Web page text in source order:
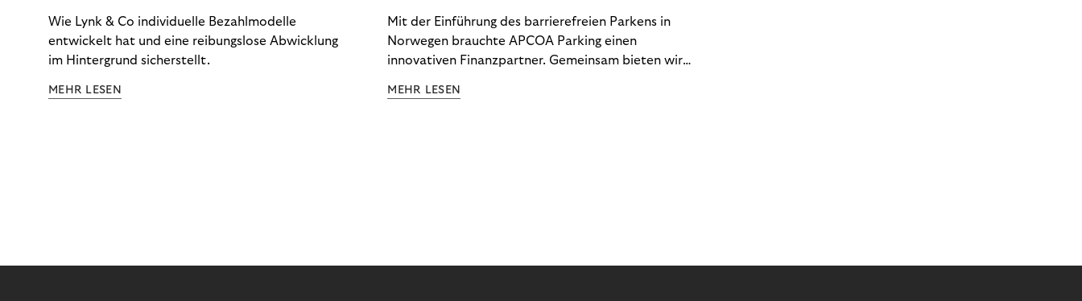
Wie Lynk & Co individuelle Bezahlmodelle
entwickelt hat und eine reibungslose Abwicklung
im Hintergrund sicherstellt.
MEHR LESEN
Mit der Einführung des barrierefreien Parkens in
Norwegen brauchte APCOA Parking einen
innovativen Finanzpartner. Gemeinsam bieten wir
Erlebnis.
MEHR LESEN